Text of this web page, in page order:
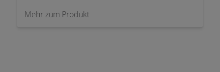
Mehr zum Produkt